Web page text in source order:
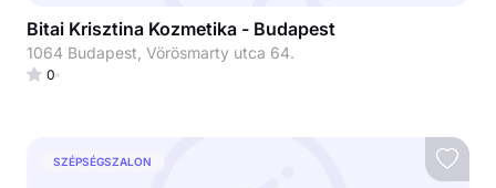
Bitai Krisztina Kozmetika - Budapest
1064 Budapest, Vörösmarty utca 64.
0
SZÉPSÉGSZALON